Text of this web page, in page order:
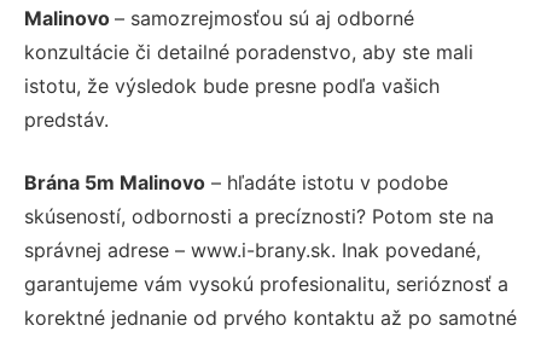
Malinovo – samozrejmosťou sú aj odborné
konzultácie či detailné poradenstvo, aby ste mali
istotu, že výsledok bude presne podľa vašich
predstáv.
Brána 5m Malinovo – hľadáte istotu v podobe
skúseností, odbornosti a precíznosti? Potom ste na
správnej adrese – www.i-brany.sk. Inak povedané,
garantujeme vám vysokú profesionalitu, serióznosť a
korektné jednanie od prvého kontaktu až po samotné